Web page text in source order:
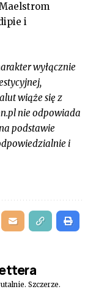
i
wyłącznie
wiąże się z
nie odpowiada
podstawie
i
Szczerze.